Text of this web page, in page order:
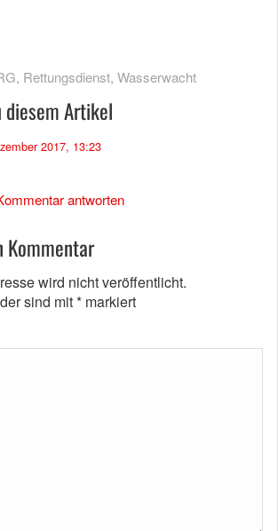
, Rettungsdienst, Wasserwacht
diesem Artikel
2017, 13:23
antworten
Kommentar
wird nicht veröffentlicht.
sind mit* markiert